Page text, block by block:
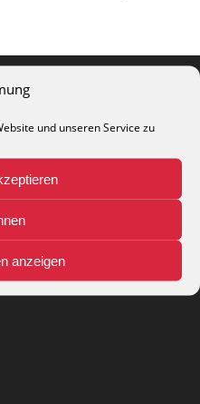
und unseren Service zu
anzeigen